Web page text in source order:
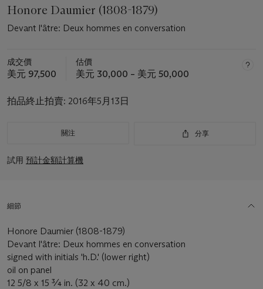
Honore Daumier (1808-1879)
Devant l'âtre: Deux hommes en conversation
成交價
美元 97,500
估價
美元 30,000 – 美元 50,000
拍品終止拍賣: 2016年5月13日
關注 分享
試用 預計金額計算機
細節
Honore Daumier (1808-1879)
Devant l'âtre: Deux hommes en conversation
signed with initials 'h.D.' (lower right)
oil on panel
12 5/8 x 15 ¾ in. (32 x 40 cm.)